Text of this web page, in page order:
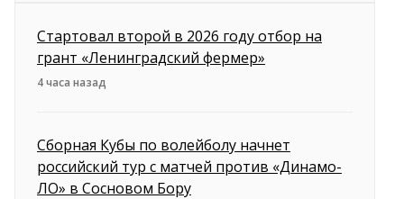
Стартовал второй в 2026 году отбор на
грант «Ленинградский фермер»
4 часа назад
Сборная Кубы по волейболу начнет
российский тур с матчей против «Динамо-
ЛО» в Сосновом Бору